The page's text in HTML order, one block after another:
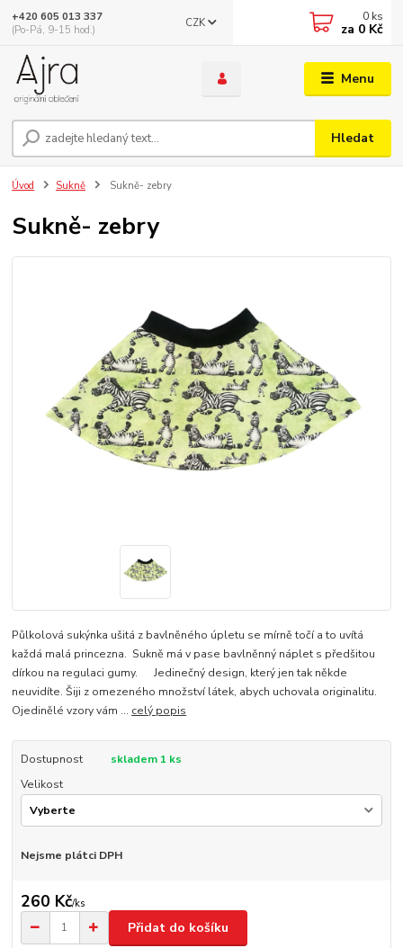
Menu
CZK
Hledat
+420 605 013 337
(Po-Pá, 9-15 hod.)
0 ks
za 0 Kč
Úvod Sukně Sukně- zebry
Sukně- zebry
Půlkolová sukýnka ušitá z bavlněného úpletu se mírně točí a to uvítá
každá malá princezna. Sukně má v pase bavlněnný náplet s předšitou
dírkou na regulaci gumy. Jedinečný design, který jen tak někde
neuvidíte. Šiji z omezeného množství látek, abych uchovala originalitu.
Ojedinělé vzory vám ... celý popis
Dostupnost
skladem 1 ks
Velikost
Nejsme plátci DPH
260 Kč/ks
Přidat do košíku